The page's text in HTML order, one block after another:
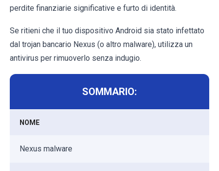
perdite finanziarie significative e furto di identità.
Se ritieni che il tuo dispositivo Android sia stato infettato
dal trojan bancario Nexus (o altro malware), utilizza un
antivirus per rimuoverlo senza indugio.
SOMMARIO:
NOME
Nexus malware